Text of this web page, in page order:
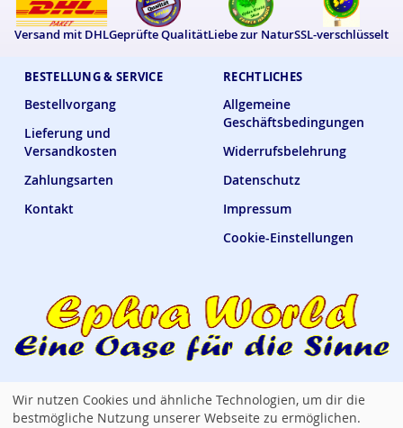
BESTELLUNG & SERVICE
Bestellvorgang
Lieferung und
Versandkosten
Zahlungsarten
Kontakt
RECHTLICHES
Allgemeine
Geschäftsbedingungen
Widerrufsbelehrung
Datenschutz
Impressum
Cookie-Einstellungen
Versand mit DHLGeprüfte QualitätLiebe zur NaturSSL-verschlüsselt
Ephra World Shop —verbindet · versorgt · verwöhnt
Wir nutzen Cookies und ähnliche Technologien, um dir die
bestmögliche Nutzung unserer Webseite zu ermöglichen.